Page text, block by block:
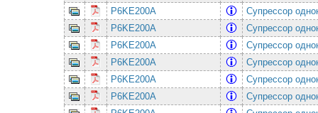
P6KE200A
Супрессор
P6KE200A
Супрессор
P6KE200A
Супрессор
P6KE200A
Супрессор
P6KE200A
Супрессор
P6KE200A
Супрессор